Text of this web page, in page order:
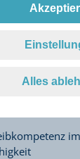
und
Praktiken
Praktiken im
Alles